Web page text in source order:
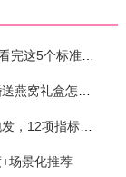
孕早期想买燕窝，干燕窝和鲜炖到底选哪个？看完这5个标准再下单
2026干燕窝选购避坑指南：从原料、溯源到泡发，12项指标判断靠谱燕窝
场景化推荐